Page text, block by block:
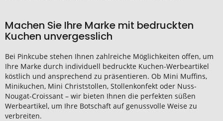
Machen Sie Ihre Marke mit bedruckten
Kuchen unvergesslich
Bei Pinkcube stehen Ihnen zahlreiche Möglichkeiten offen, um
Ihre Marke durch individuell bedruckte Kuchen-Werbeartikel
köstlich und ansprechend zu präsentieren. Ob Mini Muffins,
Minikuchen, Mini Christstollen, Stollenkonfekt oder Nuss-
Nougat-Croissant – wir bieten Ihnen die perfekten süßen
Werbeartikel, um Ihre Botschaft auf genussvolle Weise zu
verbreiten.